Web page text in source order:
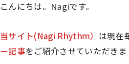
こんにちは。Nagiです。
当サイト(Nagi Rhythm） は現在
ー記事をご紹介させていただきま